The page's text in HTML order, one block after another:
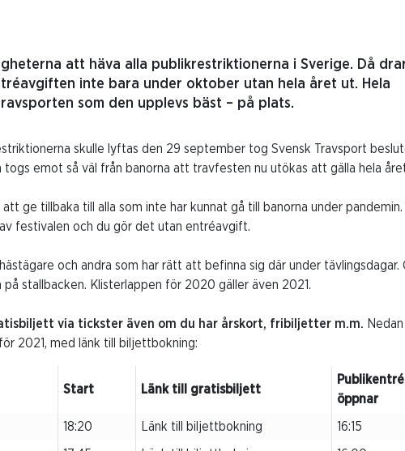
att häva alla publikrestriktionerna i Sverige. Då
inte bara under oktober utan hela året ut. Hela
som den upplevs bäst – på plats.
skulle lyftas den 29 september tog Svensk Travsport
emot så väl från banorna att travfesten nu utökas att gälla hela
ge tillbaka till alla som inte har kunnat gå till banorna under pandemin.
festivalen och du gör det utan entréavgift.
och andra som har rätt att befinna sig där under tävlingsdagar.
stallbacken. Klisterlappen för 2020 gäller även 2021.
via tickster även om du har årskort, fribiljetter m.m.
2021, med länk till biljettbokning:
Start Länk till gratisbiljett
öppnar
18:20 Länk till biljettbokning 16:15